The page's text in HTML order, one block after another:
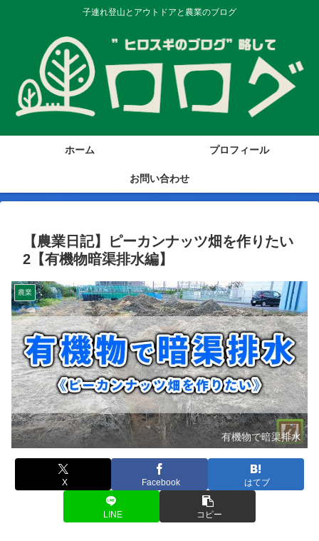
子連れ登山とアウトドアと農業のブログ
ホーム プロフィール
お問い合わせ
【農業日記】ピーカンナッツ畑を作りたい
2【有機物暗渠排水編】
農業
有機物で暗渠排水
X Facebook はてブ
LINE コピー